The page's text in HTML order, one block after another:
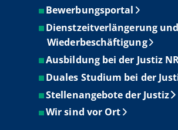
Bewerbungsportal
Dienstzeitverlängerung und
Wiederbeschäftigung
Ausbildung bei der Justiz
Duales Studium bei der
Stellenangebote der Justiz
Wir sind vor Ort